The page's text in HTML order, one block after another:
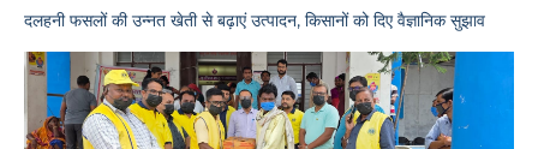
दलहनी फसलों की उन्नत खेती से बढ़ाएं उत्पादन, किसानों को दिए वैज्ञानिक सुझाव